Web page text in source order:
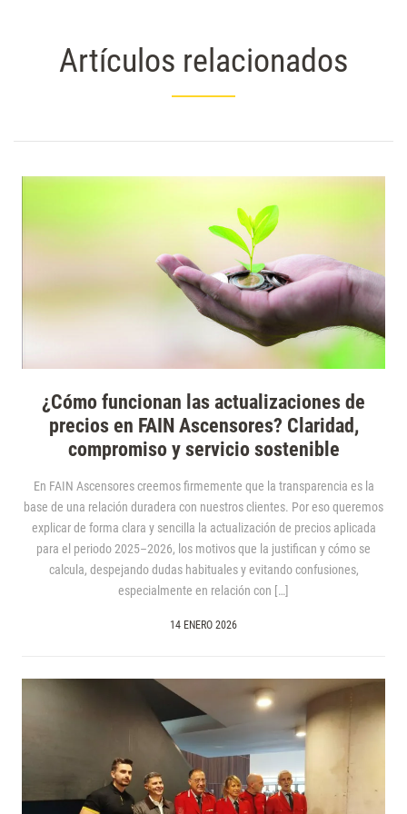
Artículos relacionados
¿Cómo funcionan las actualizaciones de
precios en FAIN Ascensores? Claridad,
compromiso y servicio sostenible
En FAIN Ascensores creemos firmemente que la transparencia es la
base de una relación duradera con nuestros clientes. Por eso queremos
explicar de forma clara y sencilla la actualización de precios aplicada
para el periodo 2025–2026, los motivos que la justifican y cómo se
calcula, despejando dudas habituales y evitando confusiones,
especialmente en relación con […]
14 ENERO 2026